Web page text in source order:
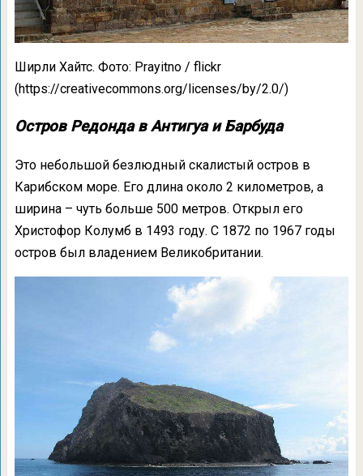
Ширли Хайтс. Фото: Prayitno / flickr
(https://creativecommons.org/licenses/by/2.0/)
Остров Редонда в Антигуа и Барбуда
Это небольшой безлюдный скалистый остров в
Карибском море. Его длина около 2 километров, а
ширина – чуть больше 500 метров. Открыл его
Христофор Колумб в 1493 году. С 1872 по 1967 годы
остров был владением Великобритании.